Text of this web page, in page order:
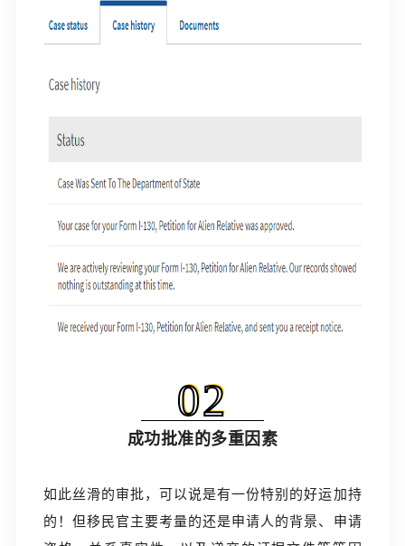
02
成功批准的多重因素
如此丝滑的审批，可以说是有一份特别的好运加持
的！但移民官主要考量的还是申请人的背景、申请